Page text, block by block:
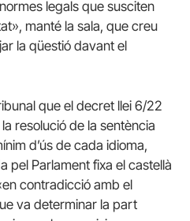
legals que susciten
manté la sala, que creu
la qüestió davant el
que el decret llei 6/22
resolució de la sentència
d’ús de cada idioma,
pel Parlament fixa el castellà
contradicció amb el
va determinar la part